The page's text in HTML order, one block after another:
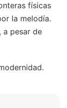
físicas
la melodía.
a pesar de